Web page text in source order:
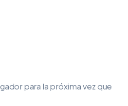
para la próxima vez que